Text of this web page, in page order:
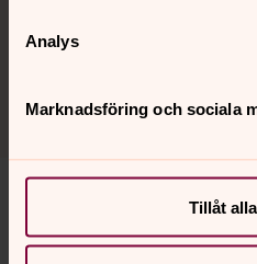
Analys
Marknadsföring och sociala
Tillåt
Kontaktpersoner: Maria